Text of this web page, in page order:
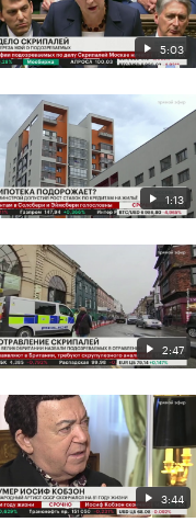
5:03
1:13
2:47
3:44